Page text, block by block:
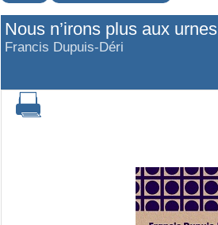
Nous n’irons plus aux urnes
Francis Dupuis-Déri